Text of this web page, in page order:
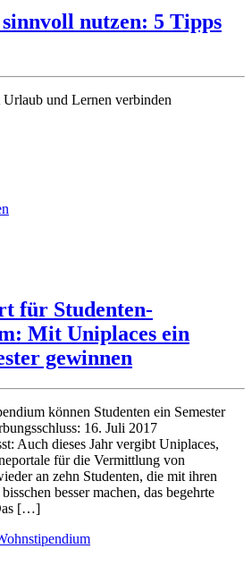
nutzen: 5 Tipps
und Lernen verbinden
für Studenten-
Mit Uniplaces ein
gewinnen
können Studenten ein Semester
16. Juli 2017
Auch dieses Jahr vergibt Uniplaces,
für die Vermittlung von
an zehn Studenten, die mit ihren
besser machen, das begehrte
[…]